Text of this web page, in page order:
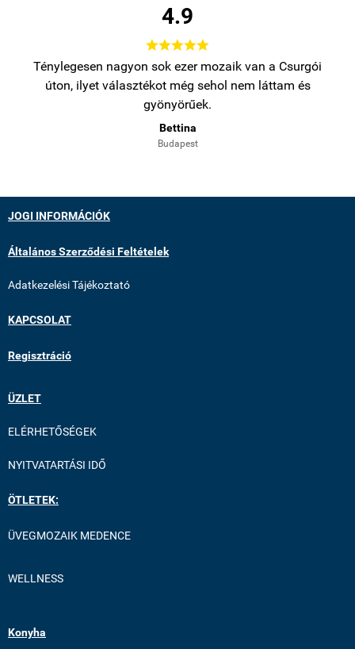
4.9

Ténylegesen nagyon sok ezer mozaik van a Csurgói
úton, ilyet választékot még sehol nem láttam és
gyönyörűek.
Bettina
Budapest
JOGI INFORMÁCIÓK
Általános Szerződési Feltételek
Adatkezelési Tájékoztató
KAPCSOLAT
Regisztráció
ÜZLET
ELÉRHETŐSÉGEK
NYITVATARTÁSI IDŐ
ÖTLETEK:
ÜVEGMOZAIK MEDENCE
WELLNESS
Konyha